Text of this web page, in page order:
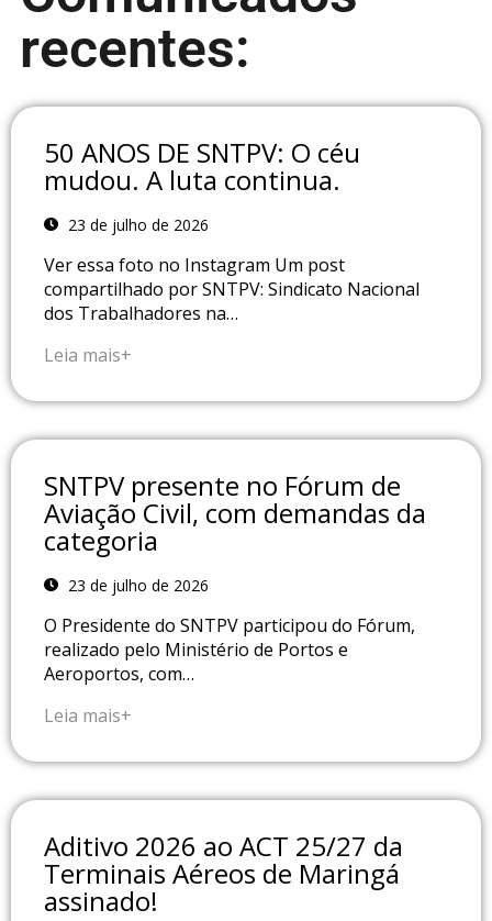
recentes:
50 ANOS DE SNTPV: O céu
mudou. A luta continua.
23 de julho de 2026
Ver essa foto no Instagram Um post
compartilhado por SNTPV: Sindicato Nacional
dos Trabalhadores na…
Leia mais+
SNTPV presente no Fórum de
Aviação Civil, com demandas da
categoria
23 de julho de 2026
O Presidente do SNTPV participou do Fórum,
realizado pelo Ministério de Portos e
Aeroportos, com…
Leia mais+
Aditivo 2026 ao ACT 25/27 da
Terminais Aéreos de Maringá
assinado!